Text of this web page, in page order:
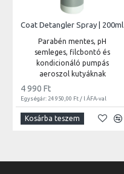
Coat Detangler Spray | 200ml
Parabén mentes, pH
semleges, filcbontó és
kondicionáló pumpás
aeroszol kutyáknak
4 990 Ft
Egységár: 24 950,00 Ft / l ÁFA-val
Kosárba teszem